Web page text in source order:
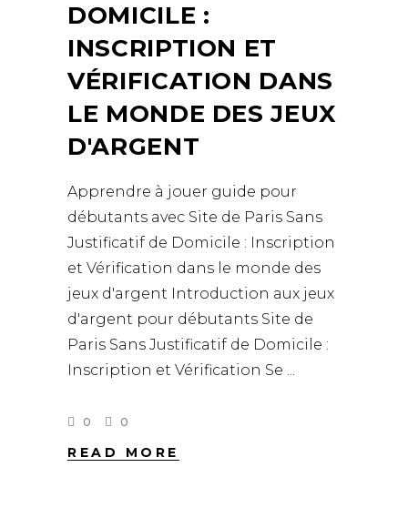
DOMICILE :
INSCRIPTION ET
VÉRIFICATION DANS
LE MONDE DES JEUX
D'ARGENT
Apprendre à jouer guide pour
débutants avec Site de Paris Sans
Justificatif de Domicile : Inscription
et Vérification dans le monde des
jeux d'argent Introduction aux jeux
d'argent pour débutants Site de
Paris Sans Justificatif de Domicile :
Inscription et Vérification Se
0 0
READ MORE